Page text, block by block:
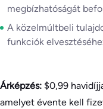
megbízhatóságát
A közelmúltbeli
funkciók
Árképzés: $0,99
amelyet évente kell